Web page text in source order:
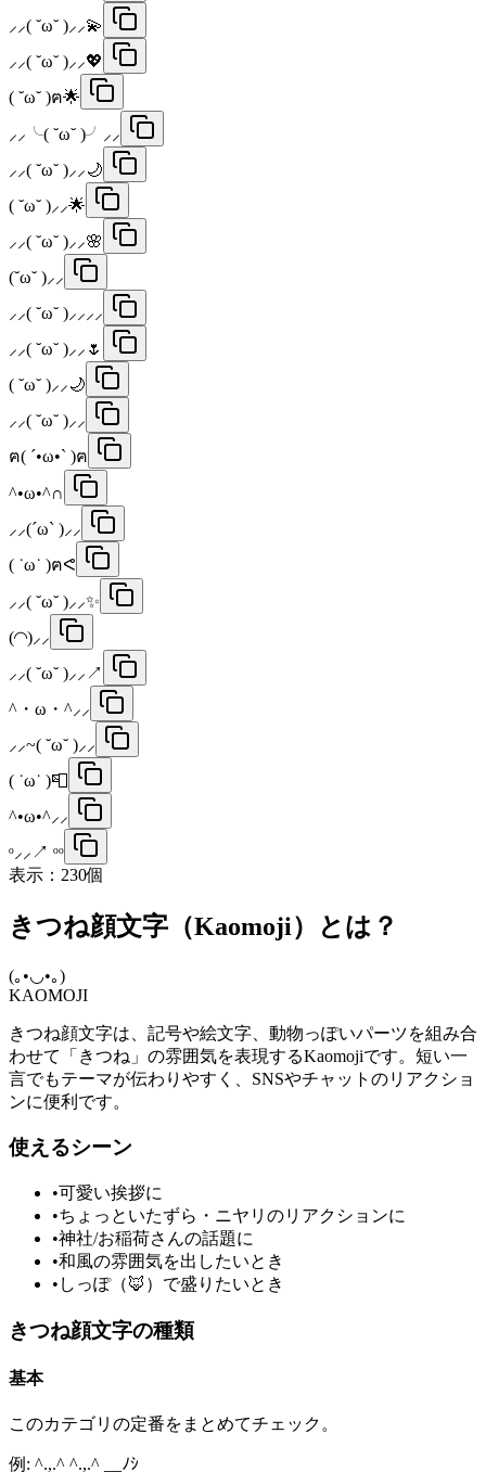
⸝⸝( ˘ω˘ )⸝⸝💫
⸝⸝( ˘ω˘ )⸝⸝💖
( ˘ω˘ )ฅ🌟
⸝⸝╰( ˘ω˘ )╯⸝⸝
⸝⸝( ˘ω˘ )⸝⸝🌙
( ˘ω˘ )⸝⸝🌟
⸝⸝( ˘ω˘ )⸝⸝🌸
(˘ω˘ )⸝⸝
⸝⸝( ˘ω˘ )⸝⸝⸝⸝
⸝⸝( ˘ω˘ )⸝⸝🌷
( ˘ω˘ )⸝⸝🌙
⸝⸝( ˘ω˘ )⸝⸝
ฅ( ´•ω•` )ฅ
^•ω•^∩
⸝⸝(´ω` )⸝⸝
( ˙ω˙ )ฅᕙ
⸝⸝( ˘ω˘ )⸝⸝✨
(◜◝)⸝⸝
⸝⸝( ˘ω˘ )⸝⸝↗
^・ω・^⸝⸝
⸝⸝~( ˘ω˘ )⸝⸝
( ˙ω˙ )📮
^•ω•^⸝⸝
ᵒ⸝⸝↗ ᵒᵒ
表示： 230個
きつね顔文字（Kaomoji）とは？
(｡•◡•｡)
KAOMOJI
きつね顔文字は、記号や絵文字、動物っぽいパーツを組み合
わせて「きつね」の雰囲気を表現するKaomojiです。短い一
言でもテーマが伝わりやすく、SNSやチャットのリアクショ
ンに便利です。
使えるシーン
•可愛い挨拶に
•ちょっといたずら・ニヤリのリアクションに
•神社/お稲荷さんの話題に
•和風の雰囲気を出したいとき
• しっぽ（🦊）で盛りたいとき
きつね顔文字の種類
基本
このカテゴリの定番をまとめてチェック。
例: ^.,.^ ^.,.^ __ﾉｼ